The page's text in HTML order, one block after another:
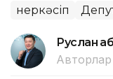
Өнеркәсіп
Руслан
Авторлар